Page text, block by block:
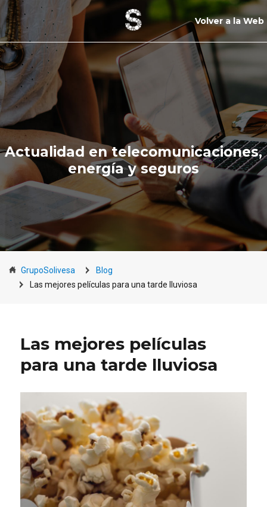
Volver a la Web
Actualidad en telecomunicaciones,
energía y seguros
GrupoSolivesa
Blog
Las mejores películas para una tarde lluviosa
Las mejores películas
para una tarde lluviosa